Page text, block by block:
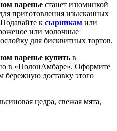
варенье станет изюминкой
приготовления изысканных
к сырникам или
или молочные
для бисквитных тортов.
варенье купить в
в «ПолонАмбаре». Оформите
бережную доставку этого
цедра, свежая мята,